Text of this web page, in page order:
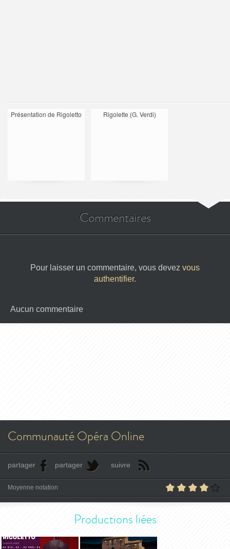
Présentation de Rigoletto Rigolette (G. Verdi)
Commentaires
Pour laisser un commentaire, vous devez vous
authentifier.
Aucun commentaire
Communauté Opéra Online
partager partager suivre
Moyenne notation
Productions liées